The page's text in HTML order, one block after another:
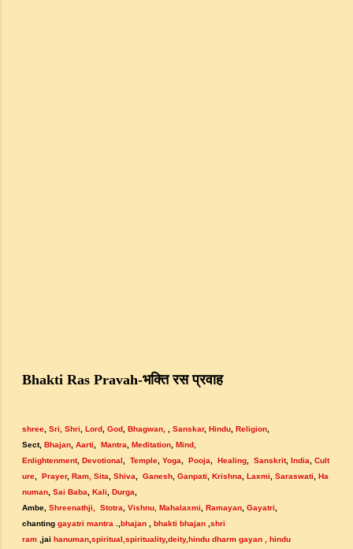
Bhakti Ras Pravah-भक्ति रस प्रवाह
shree, Sri Shri Lord, God, Bhagwan, Sanskar, Hindu, Religion,
Sect, Bhajan, Aarti Mantra Meditation, Mind,
Enlightenment, Devotional Temple, Yoga Pooja Healing, Sanskrit, India
Cult
ure, Prayer, Ram, Sita Shiva Ganesh, Ganpati Krishna Laxmi Saraswati
Ha
numan, Sai Baba Kali Durga
Ambe, Shreenathji, Stotra Vishnu, Mahalaxmi Ramayan, Gayatri
chanting gayatri mantra bhajan, bhakti bhajan, shri
ram,jai hanuman, spiritual,spirituality,deity,hindu dharm gayan
, hindu